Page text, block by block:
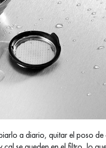
a diario, quitar el poso